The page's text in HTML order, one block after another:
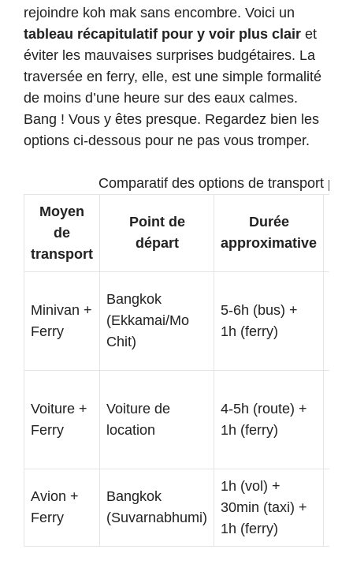
rejoindre koh mak sans encombre. Voici un
tableau récapitulatif pour y voir plus clair et
éviter les mauvaises surprises budgétaires. La
traversée en ferry, elle, est une simple formalité
de moins d’une heure sur des eaux calmes.
Bang ! Vous y êtes presque. Regardez bien les
options ci-dessous pour ne pas vous tromper.
Comparatif des options de transport
Moyen
de
transport
Point de
départ
Durée
approximative
Minivan +
Ferry
Bangkok
(Ekkamai/Mo
Chit)
5-6h (bus) +
1h (ferry)
Voiture +
Ferry
Voiture de
location
4-5h (route) +
1h (ferry)
Avion +
Ferry
Bangkok
(Suvarnabhumi)
1h (vol) +
30min (taxi) +
1h (ferry)